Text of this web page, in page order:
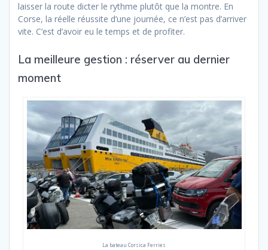
laisser la route dicter le rythme plutôt que la montre. En
Corse, la réelle réussite d’une journée, ce n’est pas d’arriver
vite. C’est d’avoir eu le temps et de profiter.
La meilleure gestion : réserver au dernier
moment
La bateau Corsica Ferries